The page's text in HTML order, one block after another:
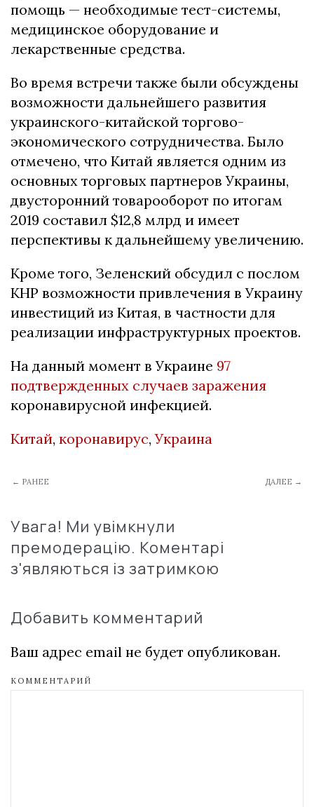
помощь — необходимые тест-системы,
медицинское оборудование и
лекарственные средства.
Во время встречи также были обсуждены
возможности дальнейшего развития
украинского-китайской торгово-
экономического сотрудничества. Было
отмечено, что Китай является одним из
основных торговых партнеров Украины,
двусторонний товарооборот по итогам
2019 составил $12,8 млрд и имеет
перспективы к дальнейшему увеличению.
Кроме того, Зеленский обсудил с послом
КНР возможности привлечения в Украину
инвестиций из Китая, в частности для
реализации инфраструктурных проектов.
На данный момент в Украине 97
подтвержденных случаев заражения
коронавирусной инфекцией.
Китай, коронавирус,Украина
← РАНЕЕ ДАЛЕЕ →
Увага! Ми увімкнули
премодерацію. Коментарі
з'являються із затримкою
Добавить комментарий
Ваш адрес email не будет опубликован.
КОММЕНТАРИЙ